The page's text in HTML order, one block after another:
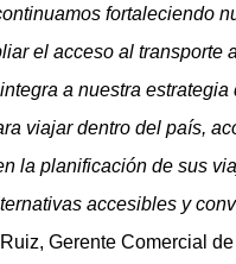
fortaleciendo
el acceso al transporte
a nuestra estrategia
viajar dentro del país,
la planificación de sus
accesibles y
Gerente Comercial